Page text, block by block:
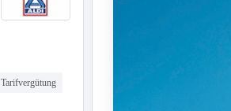
Tarifvergütung